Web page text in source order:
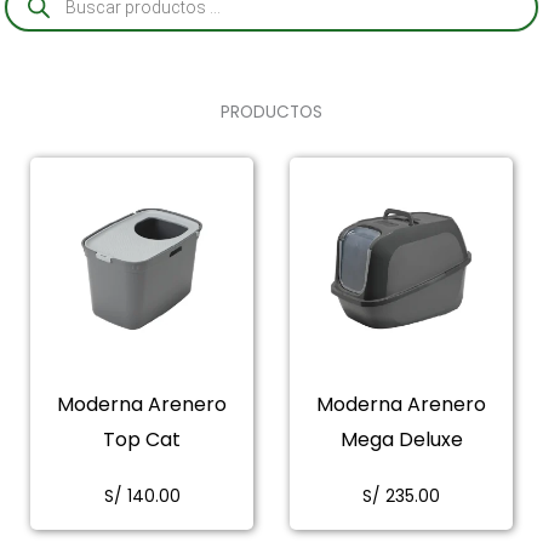
de
productos
PRODUCTOS
Moderna Arenero
Top Cat
S/ 140.00
Moderna Arenero
Mega Deluxe
S/ 235.00